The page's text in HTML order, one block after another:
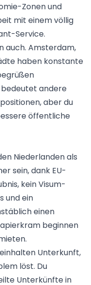
Zonen und
mit einem völlig
Service.
auch. Amsterdam,
haben konstante
andere
aber du
öffentliche
Niederlanden als
sein, dank EU-
kein Visum-
und ein
einen
beginnen
Unterkunft,
löst. Du
Unterkünfte in